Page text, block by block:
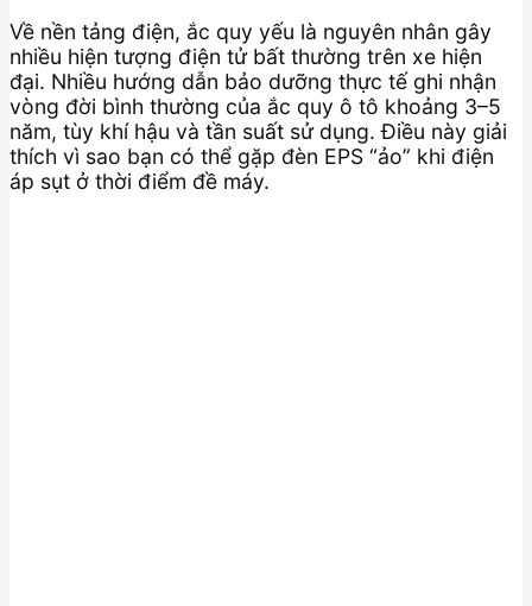
Về nền tảng điện, ắc quy yếu là nguyên nhân gây
nhiều hiện tượng điện tử bất thường trên xe hiện
đại. Nhiều hướng dẫn bảo dưỡng thực tế ghi nhận
vòng đời bình thường của ắc quy ô tô khoảng 3–5
năm, tùy khí hậu và tần suất sử dụng. Điều này giải
thích vì sao bạn có thể gặp đèn EPS “ảo” khi điện
áp sụt ở thời điểm đề máy.